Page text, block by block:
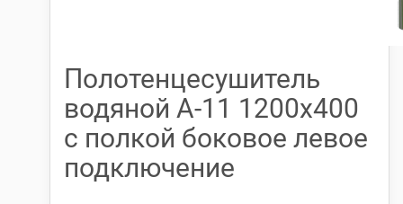
Полотенцесушитель
водяной А-11 1200х400
с полкой боковое левое
подключение